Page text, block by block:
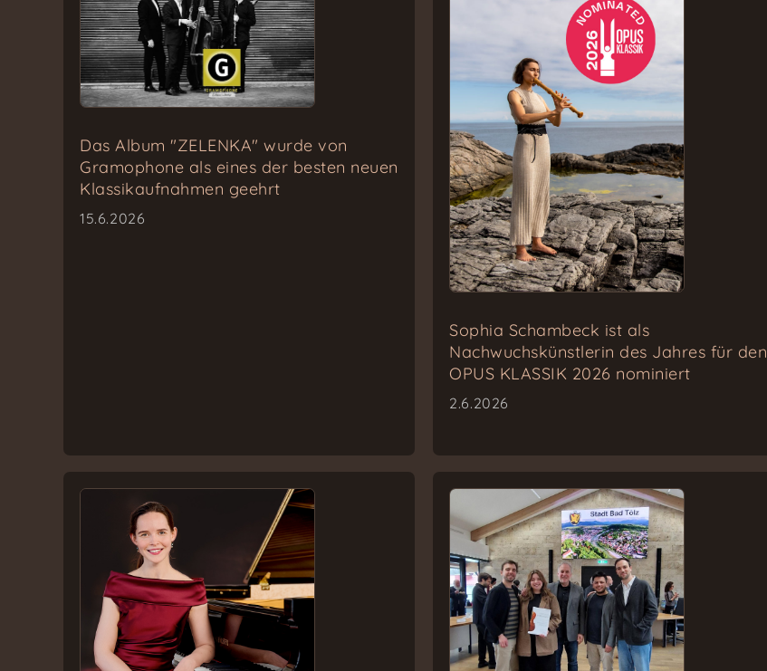
Das Album "ZELENKA" wurde von
Gramophone als eines der besten neuen
Klassikaufnahmen geehrt
15.6.2026
Sophia Schambeck ist als
Nachwuchskünstlerin des Jahres für den
OPUS KLASSIK 2026 nominiert
2.6.2026